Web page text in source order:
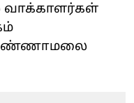
வாக்காளர்கள்
அண்ணாமலை